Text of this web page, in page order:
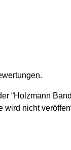
“Holzmann
wird nicht